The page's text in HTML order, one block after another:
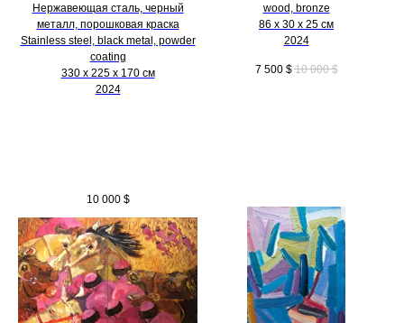
Нержавеющая сталь, черный
металл, порошковая краска
Stainless steel, black metal, powder
coating
330 х 225 х 170 см
2024
10 000 $
wood, bronze
86 х 30 х 25 см
2024
7 500 $ 10 000 $